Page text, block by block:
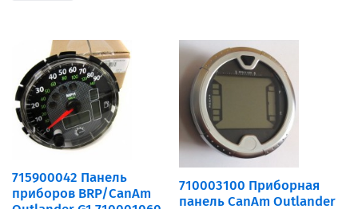
715900042 Панель
приборов BRP/CanAm
710003100 Приборная
панель CanAm Outlander